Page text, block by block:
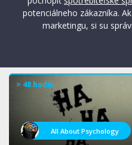
potenciálneho zákazníka.
marketingu, si su
> 48 hodín
All About Psychology